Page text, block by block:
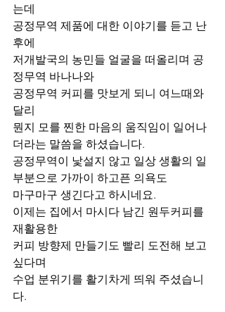
는데
공정무역 제품에 대한 이야기를 듣고 난
후에
저개발국의 농민들 얼굴을 떠올리며 공
정무역 바나나와
공정무역 커피를 맛보게 되니 여느때와
달리
뭔지 모를 찐한 마음의 움직임이 일어나
더라는 말씀을 하셨습니다.
공정무역이 낯설지 않고 일상 생활의 일
부분으로 가까이 하고픈 의욕도
마구마구 생긴다고 하시네요.
이제는 집에서 마시다 남긴 원두커피를
재활용한
커피 방향제 만들기도 빨리 도전해 보고
싶다며
수업 분위기를 활기차게 띄워 주셨습니
다.